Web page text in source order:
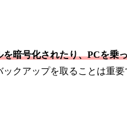
を暗号化されたり、PCを乗
クアップを取ることは重要